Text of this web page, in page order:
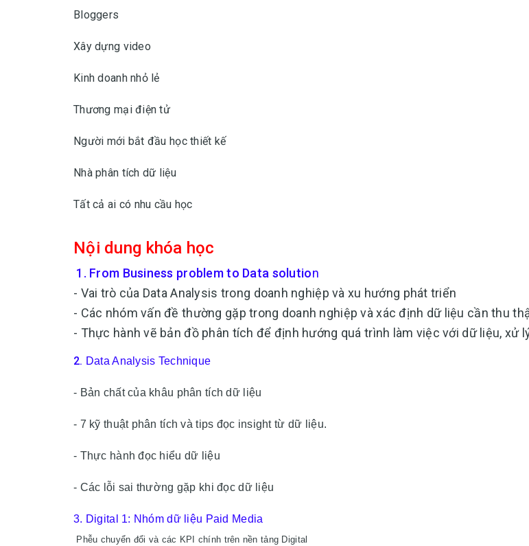
Bloggers
Xây dựng video
Kinh doanh nhỏ lẻ
Thương mại điện tử
Người mới bắt đầu học thiết kế
Nhà phân tích dữ liệu
Tất cả ai có nhu cầu học
Nội dung khóa học
1. From Business problem to Data solution
- Vai trò của Data Analysis trong doanh nghiệp và xu hướng phát triển
- Các nhóm vấn đề thường gặp trong doanh nghiệp và xác định dữ liệu cần thu
- Thực hành vẽ bản đồ phân tích để định hướng quá trình làm việc với dữ liệu, xử
2. Data Analysis Technique
- Bản chất của khâu phân tích dữ liệu
- 7 kỹ thuật phân tích và tips đọc insight từ dữ liệu.
- Thực hành đọc hiểu dữ liệu
- Các lỗi sai thường gặp khi đọc dữ liệu
3. Digital 1: Nhóm dữ liệu Paid Media
Phễu chuyển đổi và các KPI chính trên nền tảng Digital